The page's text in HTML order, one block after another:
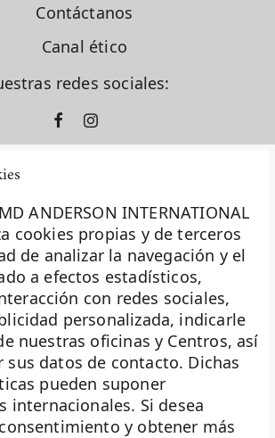
ANDERSON INTERNATIONAL
cookies propias y de terceros
de analizar la navegación y el
a efectos estadísticos,
con redes sociales,
personalizada, indicarle
nuestras oficinas y Centros, así
sus datos de contacto. Dichas
pueden suponer
internacionales. Si desea
y obtener más
Contáctanos
Canal ético
redes sociales:
Anderson España - Hospiten es
Asociación Española de Fundaciones
Investigación
Biobanco
Docencia
Voluntariado